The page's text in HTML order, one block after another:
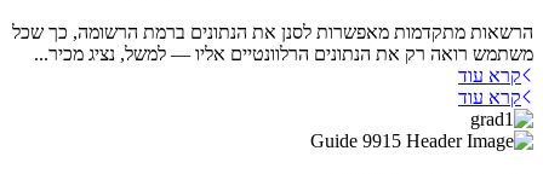
הרשאות מתקדמות מאפשרות לסנן את הנתונים ברמת הרשומה, כך שכל
משתמש רואה רק את הנתונים הרלוונטיים אליו — למשל, נציג מכיר...
קרא עוד
קרא עוד